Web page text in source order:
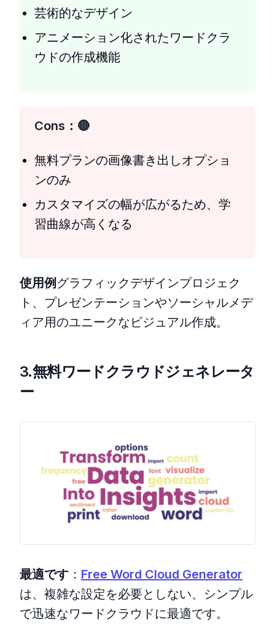
芸術的なデザイン
アニメーション化されたワードクラ
ウドの作成機能
Cons：
無料プランの画像書き出しオプショ
ンのみ
カスタマイズの幅が広がるため、学
習曲線が高くなる
使用例 グラフィックデザインプロジェク
ト、プレゼンテーションやソーシャルメデ
ィア用のユニークなビジュアル作成。
3.無料ワードクラウドジェネレータ
ー
最適です ： Free Word Cloud Generator
は、複雑な設定を必要としない、シンプル
で迅速なワードクラウドに最適です。